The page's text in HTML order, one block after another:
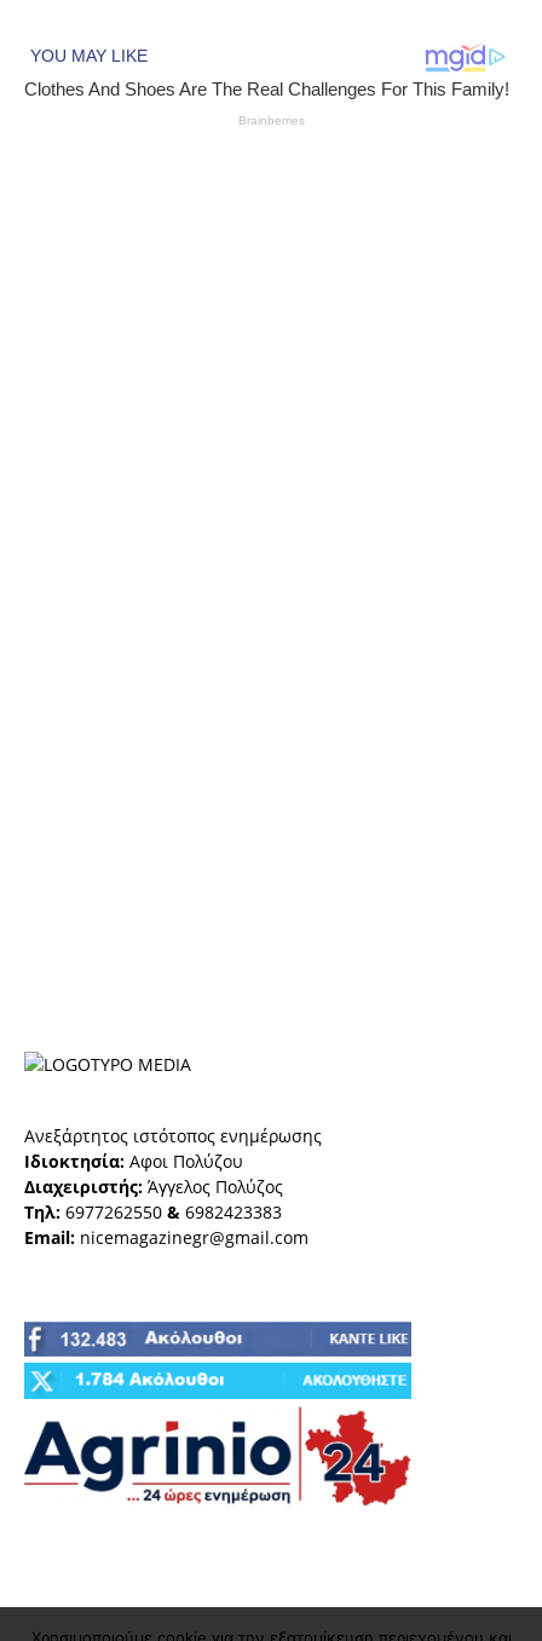
Ανεξάρτητος ιστότοπος ενημέρωσης
Ιδιοκτησία: Αφοι Πολύζου
Διαχειριστής: Άγγελος Πολύζος
Τηλ: 6977262550 & 6982423383
Email: nicemagazinegr@gmail.com